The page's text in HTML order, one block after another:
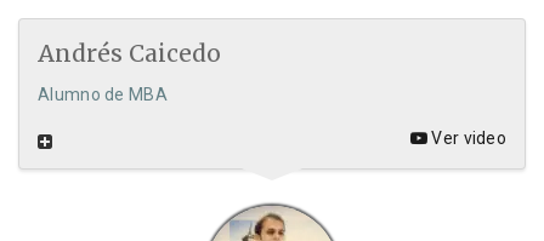
Andrés Caicedo
Alumno de MBA
Ver video